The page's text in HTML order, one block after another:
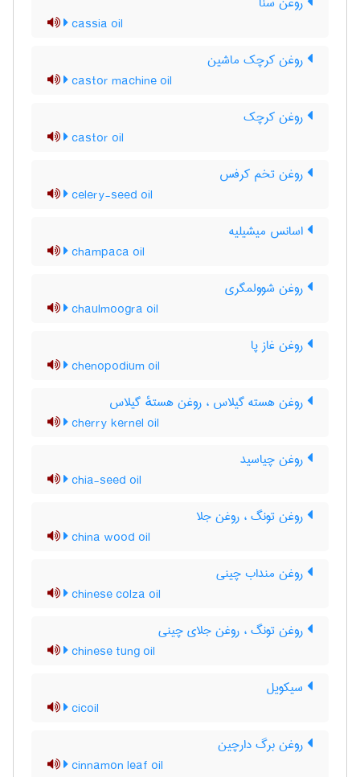
cassia oil
روغن کرچک ماشین
castor machine oil
روغن کرچک
castor oil
روغن تخم کرفس
celery-seed oil
اسانس میشیلیه
champaca oil
روغن شوولمگری
chaulmoogra oil
روغن غاز پا
chenopodium oil
روغن هسته گیلاس ، روغن هستهٔ گیلاس
cherry kernel oil
روغن چیاسید
chia-seed oil
روغن تونگ ، روغن جلا
china wood oil
روغن منداب چینی
chinese colza oil
روغن تونگ ، روغن جلای چینی
chinese tung oil
سیکویل
cicoil
روغن برگ دارچین
cinnamon leaf oil